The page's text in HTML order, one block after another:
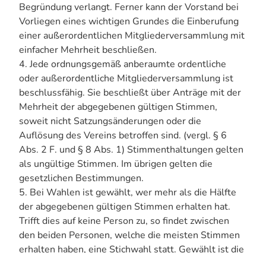
Begründung verlangt. Ferner kann der Vorstand bei
Vorliegen eines wichtigen Grundes die Einberufung
einer außerordentlichen Mitgliederversammlung mit
einfacher Mehrheit beschließen.
4. Jede ordnungsgemäß anberaumte ordentliche
oder außerordentliche Mitgliederversammlung ist
beschlussfähig. Sie beschließt über Anträge mit der
Mehrheit der abgegebenen gültigen Stimmen,
soweit nicht Satzungsänderungen oder die
Auflösung des Vereins betroffen sind. (vergl. § 6
Abs. 2 F. und § 8 Abs. 1) Stimmenthaltungen gelten
als ungültige Stimmen. Im übrigen gelten die
gesetzlichen Bestimmungen.
5. Bei Wahlen ist gewählt, wer mehr als die Hälfte
der abgegebenen gültigen Stimmen erhalten hat.
Trifft dies auf keine Person zu, so findet zwischen
den beiden Personen, welche die meisten Stimmen
erhalten haben, eine Stichwahl statt. Gewählt ist die